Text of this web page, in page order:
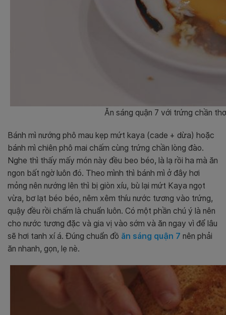
Ăn sáng quận 7 với trứng chần
Bánh mì nướng phô mau kẹp mứt kaya (cade + dừa) hoặc
bánh mì chiên phô mai chấm cùng trứng chần lòng đào.
Nghe thì thấy mấy món này đều beo béo, là lạ rồi ha mà ăn
ngon bất ngờ luôn đó. Theo mình thì bánh mì ở đây hơi
mỏng nên nướng lên thì bị giòn xíu, bù lại mứt Kaya ngọt
vừa, bơ lạt béo béo, nêm xêm thíu nước tương vào trứng,
quậy đều rồi chấm là chuẩn luôn. Có một phần chú ý là nên
cho nước tương đặc và gia vị vào sớm và ăn ngay vì để lâu
sẽ hơi tanh xí á. Đúng chuẩn đồ ăn sáng quận 7 nên phải
ăn nhanh, gọn, lẹ nè.